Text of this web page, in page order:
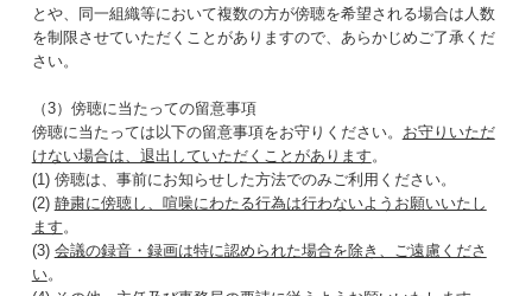
とや、同一組織等において複数の方が傍聴を希望される場合は人数
を制限させていただくことがありますので、あらかじめご了承くだ
さい。
（3）傍聴に当たっての留意事項
傍聴に当たっては以下の留意事項をお守りください。 お守りいただ
けない場合は、退出していただくことがあります。
(1) 傍聴は、事前にお知らせした方法でのみご利用ください。
(2) 静粛に傍聴し、喧噪にわたる行為は行わないようお願いいたし
ます。
(3) 会議の録音・録画は特に認められた場合を除き、ご遠慮くださ
い。